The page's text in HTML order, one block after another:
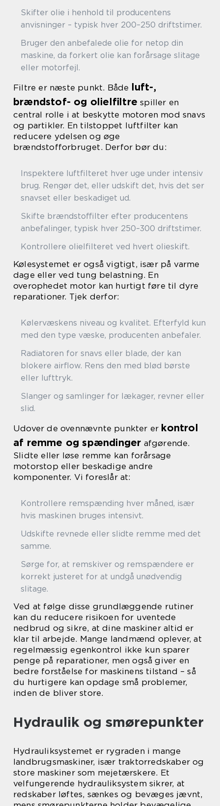
Skifter olie i henhold til producentens
anvisninger – typisk hver 200–250 driftstimer.
Bruger den anbefalede olie for netop din
maskine, da forkert olie kan forårsage slitage
eller motorfejl.
Filtre er næste punkt. Både luft-,
brændstof- og olielfiltre spiller en
central rolle i at beskytte motoren mod snavs
og partikler. En tilstoppet luftfilter kan
reducere ydelsen og øge
brændstofforbruget. Derfor bør du:
Inspektere luftfilteret hver uge under intensiv
brug. Rengør det, eller udskift det, hvis det ser
snavset eller beskadiget ud.
Skifte brændstoffilter efter producentens
anbefalinger, typisk hver 250–300 driftstimer.
Kontrollere olielfilteret ved hvert olieskift.
Kølesystemet er også vigtigt, især på varme
dage eller ved tung belastning. En
overophedet motor kan hurtigt føre til dyre
reparationer. Tjek derfor:
Kølervæskens niveau og kvalitet. Efterfyld kun
med den type væske, producenten anbefaler.
Radiatoren for snavs eller blade, der kan
blokere airflow. Rens den med blød børste
eller lufttryk.
Slanger og samlinger for lækager, revner eller
slid.
Udover de ovennævnte punkter er kontrol
af remme og spændinger afgørende.
Slidte eller løse remme kan forårsage
motorstop eller beskadige andre
komponenter. Vi foreslår at:
Kontrollere remspænding hver måned, især
hvis maskinen bruges intensivt.
Udskifte revnede eller slidte remme med det
samme.
Sørge for, at remskiver og remspændere er
korrekt justeret for at undgå unødvendig
slitage.
Ved at følge disse grundlæggende rutiner
kan du reducere risikoen for uventede
nedbrud og sikre, at dine maskiner altid er
klar til arbejde. Mange landmænd oplever, at
regelmæssig egenkontrol ikke kun sparer
penge på reparationer, men også giver en
bedre forståelse for maskinens tilstand – så
du hurtigere kan opdage små problemer,
inden de bliver store.
Hydraulik og smørepunkter
Hydrauliksystemet er rygraden i mange
landbrugsmaskiner, især traktorredskaber og
store maskiner som mejetærskere. Et
velfungerende hydrauliksystem sikrer, at
redskaber løftes, sænkes og bevæges jævnt,